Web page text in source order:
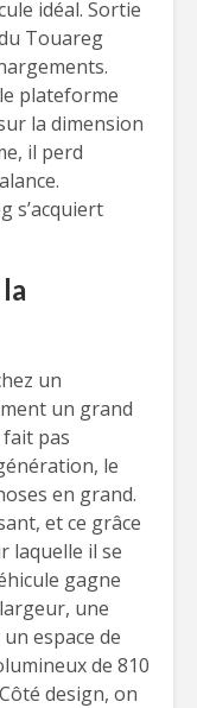
idéal. Sortie
Touareg
plateforme
la dimension
il perd
s’acquiert
un
un grand
pas
le
en grand.
et ce grâce
laquelle il se
gagne
une
espace de
de 810
design, on